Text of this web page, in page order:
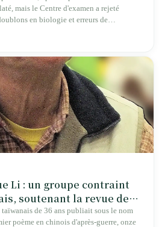
mais le Centre d'examen a rejeté
en biologie et erreurs de
autorités affirment que cela « n'affecte
Li : un groupe contraint
soutenant la revue de
ancienne de Taïwan
de 36 ans publiait sous le nom
poème en chinois d'après-guerre, onze